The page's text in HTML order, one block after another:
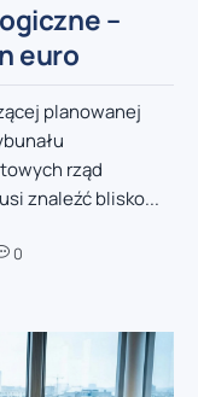
–
euro
planowanej
rząd
znaleźć blisko...
0